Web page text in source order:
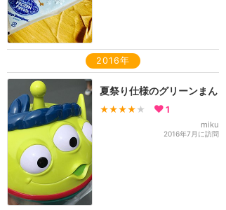
2016年
夏祭り仕様のグリーンまん
★★★★ ★ 1
miku
2016年7月に訪問